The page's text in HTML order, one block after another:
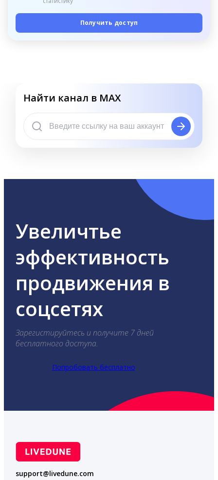
Получить доступ
Найти канал в MAX
Увеличтье
эффективность
продвижения в
соцсетях
Зарегистируйтесь и получите 7 дней
бесплатного доступа.
Попробовать бесплатно
support@livedune.com